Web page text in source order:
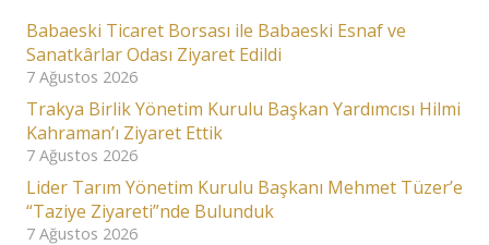
Babaeski Ticaret Borsası ile Babaeski Esnaf ve
Sanatkârlar Odası Ziyaret Edildi
7 Ağustos 2026
Trakya Birlik Yönetim Kurulu Başkan Yardımcısı Hilmi
Kahraman’ı Ziyaret Ettik
7 Ağustos 2026
Lider Tarım Yönetim Kurulu Başkanı Mehmet Tüzer’e
“Taziye Ziyareti”nde Bulunduk
7 Ağustos 2026